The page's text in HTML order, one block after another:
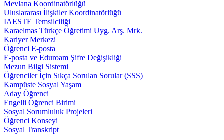
Mevlana Koordinatörlüğü
Uluslararası İlişkiler Koordinatörlüğü
IAESTE Temsilciliği
Karaelmas Türkçe Öğretimi Uyg. Arş. Mrk.
Kariyer Merkezi
Öğrenci E-posta
E-posta ve Eduroam Şifre Değişikliği
Mezun Bilgi Sistemi
Öğrenciler İçin Sıkça Sorulan Sorular (SSS)
Kampüste Sosyal Yaşam
Aday Öğrenci
Engelli Öğrenci Birimi
Sosyal Sorumluluk Projeleri
Öğrenci Konseyi
Sosyal Transkript